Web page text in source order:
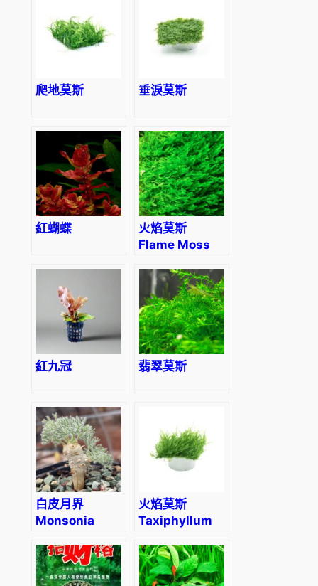
爬地莫斯 垂淚莫斯
紅蝴蝶
火焰莫斯
Flame Moss
sp. ‘Flame’)
紅九冠 翡翠莫斯
白皮月界
Monsonia
火焰莫斯
Taxiphyllum